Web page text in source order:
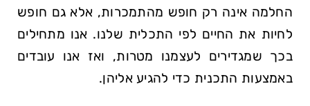
החלמה אינה רק חופש מהתמכרות, אלא גם חופש
לחיות את החיים לפי התכלית שלנו. אנו מתחילים
בכך שמגדירים לעצמנו מטרות, ואז אנו עובדים
באמצעות התכנית כדי להגיע אליהן.